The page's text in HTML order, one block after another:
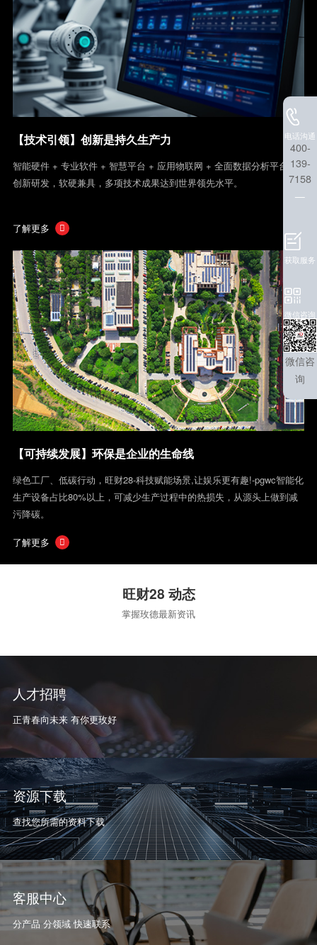
【技术引领】创新是持久生产力
智能硬件 + 专业软件 + 智慧平台 + 应用物联网 + 全面数据分析平台，
创新研发，软硬兼具，多项技术成果达到世界领先水平。
了解更多 
【可持续发展】环保是企业的生命线
绿色工厂、低碳行动，旺财28-科技赋能场景,让娱乐更有趣!-pgwc智能化
生产设备占比80%以上，可减少生产过程中的热损失，从源头上做到减
污降碳。
了解更多 
旺财28 动态
掌握玫德最新资讯
人才招聘
正青春向未来 有你更玫好
资源下载
查找您所需的资料下载
客服中心
分产品 分领域 快速联系
电话沟通
400-
139-
7158
获取服务
微信咨询
微信咨
询